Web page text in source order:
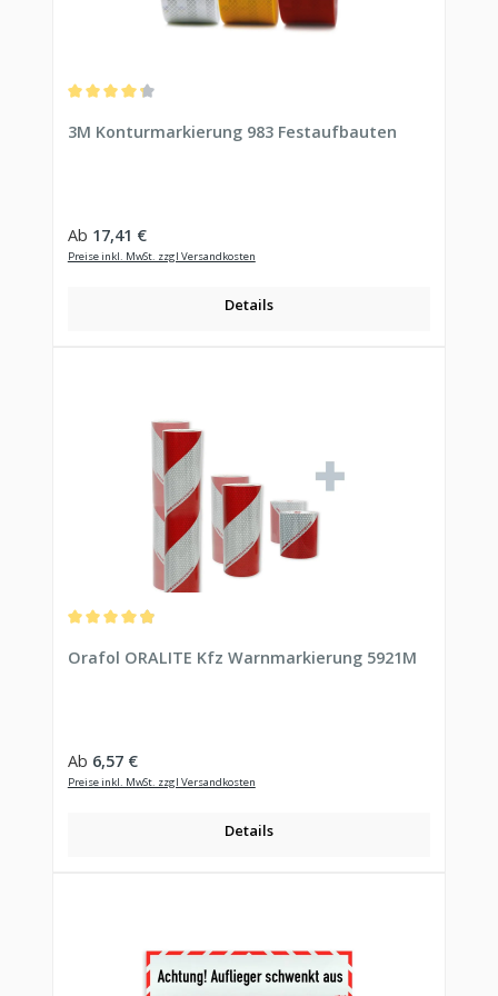
3M Konturmarkierung 983 Festaufbauten
Regulärer Preis:
Ab 17,41 €
Preise inkl. MwSt. zzgl Versandkosten
Details
Orafol ORALITE Kfz Warnmarkierung 5921M
Regulärer Preis:
Ab 6,57 €
Preise inkl. MwSt. zzgl Versandkosten
Details